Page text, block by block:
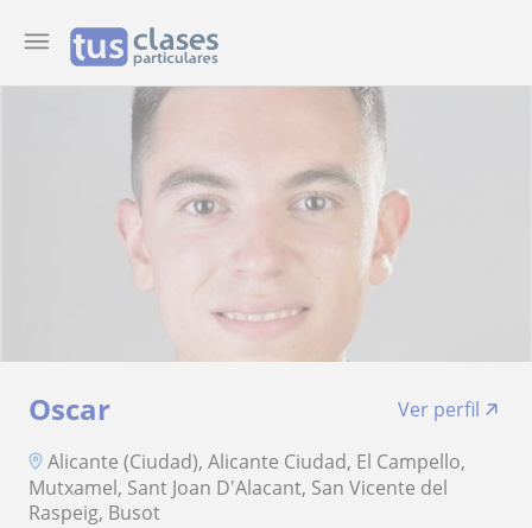
Oscar
Ver perfil
Alicante (Ciudad), Alicante Ciudad, El Campello,
Mutxamel, Sant Joan D'Alacant, San Vicente del
Raspeig, Busot